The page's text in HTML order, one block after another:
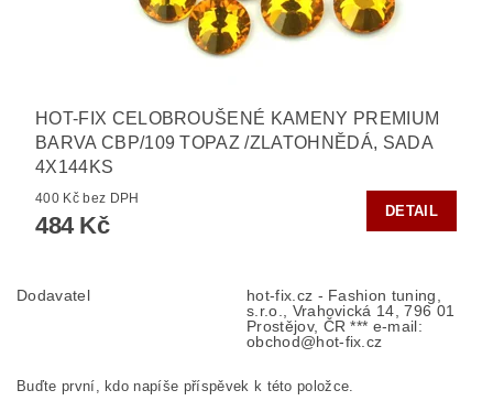
HOT-FIX CELOBROUŠENÉ KAMENY PREMIUM
BARVA CBP/109 TOPAZ /ZLATOHNĚDÁ, SADA
4X144KS
400 Kč bez DPH
484 Kč
DETAIL
Dodavatel
hot-fix.cz - Fashion tuning,
s.r.o., Vrahovická 14, 796 01
Prostějov, ČR *** e-mail:
obchod@hot-fix.cz
Buďte první, kdo napíše příspěvek k této položce.